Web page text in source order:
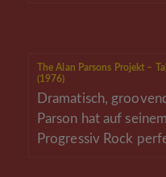
The Alan Parsons Projekt –
(1976)
Dramatisch,
Parson hat auf
Progressiv Rock